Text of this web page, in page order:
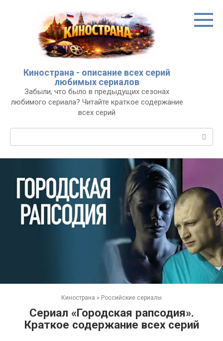
Кинострана - описание всех серий
любимых сериалов
Забыли, что было в предыдущих сезонах
любимого сериала? Читайте краткое содержание
всех серий
Кинострана » Российские сериалы
Сериал «Городская рапсодия».
Краткое содержание всех серий